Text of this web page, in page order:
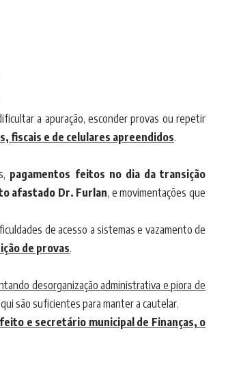
a apuração, esconder provas ou repetir
fiscais e de celulares apreendidos.
pagamentos feitos no dia da transição
afastado Dr. Furlan, e movimentações que
de acesso a sistemas e vazamento de
de provas.
desorganização administrativa e piora de
são suficientes para manter a cautelar.
e secretário municipal de Finanças, o